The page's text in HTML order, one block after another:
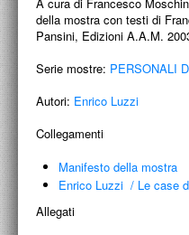
PROGETTI CULTURALI
PROGETTO T.E.S.I.
della mostra con testi di
Pansini, Edizioni A.A.M.
Serie mostre: PERSONALI
Autori: Enrico Luzzi
Collegamenti
Manifesto della mostra
Enrico Luzzi / Le case
Allegati